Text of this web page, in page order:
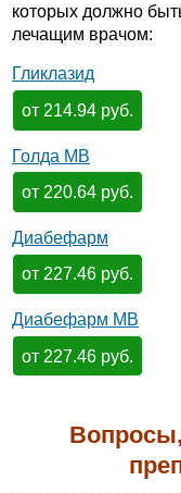
которых должно
лечащим врачом:
Гликлазид
от 214.94 руб.
Голда МВ
от 220.64 руб.
Диабефарм
от 227.46 руб.
Диабефарм МВ
от 227.46 руб.